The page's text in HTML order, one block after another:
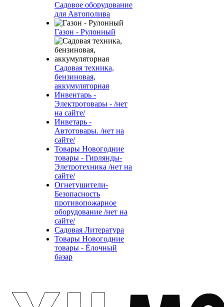
Садовое оборудование
для Автополива
Газон - Рулонный
Садовая техника,
бензиновая,
аккумуляторная
Инвентарь -
Электротовары - /нет
на сайте/
Инветарь -
Автотовары. /нет на
сайте/
Товары Новогодние
товары - Гирлянды-
Элетротехника /нет на
сайте/
Огнетушители-
Безопасность
противопожарное
оборудование /нет на
сайте/
Садовая Литература
Товары Новогодние
товары - Ёлочный
базар